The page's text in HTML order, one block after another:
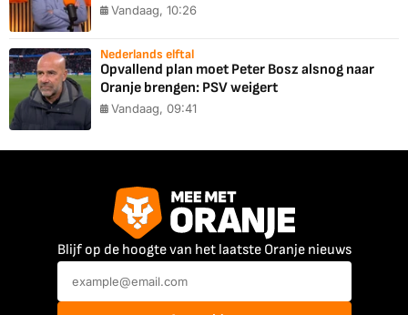
Vandaag, 10:26
Nederlands elftal
Opvallend plan moet Peter Bosz alsnog naar
Oranje brengen: PSV weigert
Vandaag, 09:41
Blijf op de hoogte van het laatste Oranje nieuws